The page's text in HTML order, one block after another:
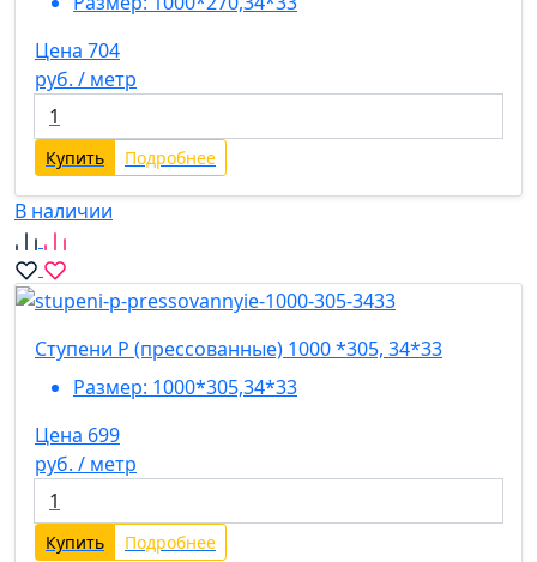
Цена 704
руб. / метр
Купить Подробнее
В наличии
Ступени P (прессованные) 1000 *305, 34*33
Размер: 1000*305,34*33
Цена 699
руб. / метр
Купить Подробнее